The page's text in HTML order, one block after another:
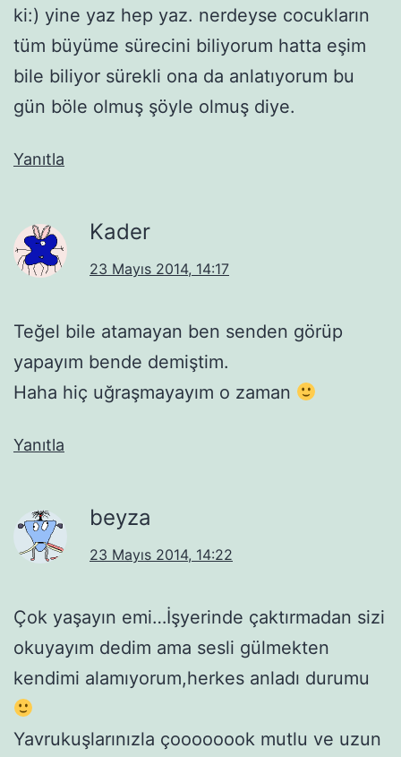
ki:) yine yaz hep yaz. nerdeyse cocukların
tüm büyüme sürecini biliyorum hatta eşim
bile biliyor sürekli ona da anlatıyorum bu
gün böle olmuş şöyle olmuş diye.
Yanıtla
Kader
23 Mayıs 2014, 14:17
Teğel bile atamayan ben senden görüp
yapayım bende demiştim.
Haha hiç uğraşmayayım o zaman
Yanıtla
beyza
23 Mayıs 2014, 14:22
Çok yaşayın emi…İşyerinde çaktırmadan sizi
okuyayım dedim ama sesli gülmekten
kendimi alamıyorum,herkes anladı durumu
Yavrukuşlarınızla çoooooook mutlu ve uzun